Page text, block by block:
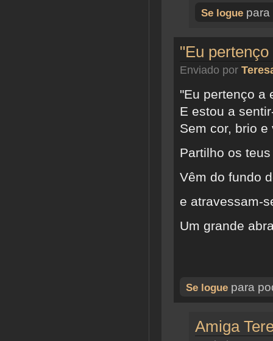
Se logue para
"Eu
Enviado por
"Eu pertenço a
E estou a
Sem cor, brio e
Partilho os
Vêm do fundo
e atravessam-
Um grande
Se logue para
Amiga